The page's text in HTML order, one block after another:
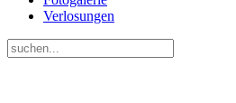
Verlosungen